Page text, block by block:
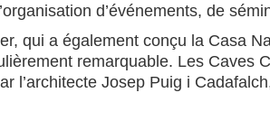
d’événements, de
qui a également conçu la Casa
remarquable. Les Caves
l’architecte Josep Puig i